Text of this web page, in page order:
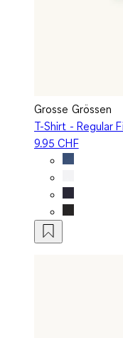
Grosse Grössen
T-Shirt - Regular
9.95 CHF